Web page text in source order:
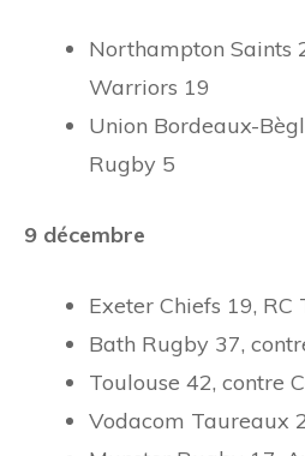
Northampton Saints
Warriors 19
Union Bordeaux-
Rugby 5
9 décembre
Exeter Chiefs 19, RC
Bath Rugby 37,
Toulouse 42, contre
Vodacom Taureaux